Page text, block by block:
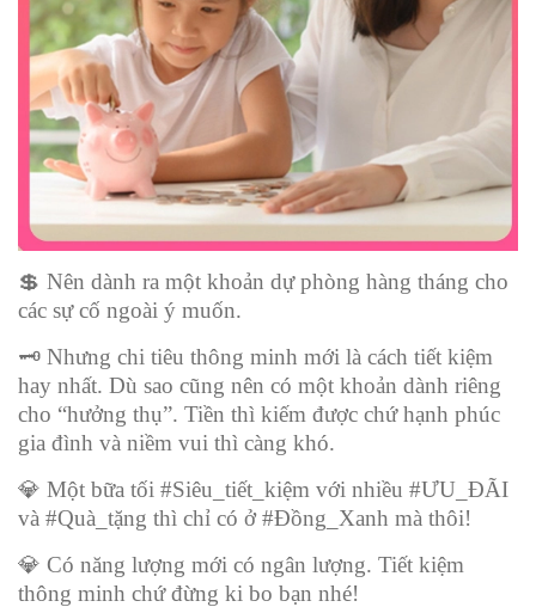
💲 Nên dành ra một khoản dự phòng hàng tháng cho
các sự cố ngoài ý muốn.
🗝 Nhưng chi tiêu thông minh mới là cách tiết kiệm
hay nhất. Dù sao cũng nên có một khoản dành riêng
cho “hưởng thụ”. Tiền thì kiếm được chứ hạnh phúc
gia đình và niềm vui thì càng khó.
💎 Một bữa tối #Siêu_tiết_kiệm với nhiều #ƯU_ĐÃI
và #Quà_tặng thì chỉ có ở #Đồng_Xanh mà thôi!
💎 Có năng lượng mới có ngân lượng. Tiết kiệm
thông minh chứ đừng ki bo bạn nhé!